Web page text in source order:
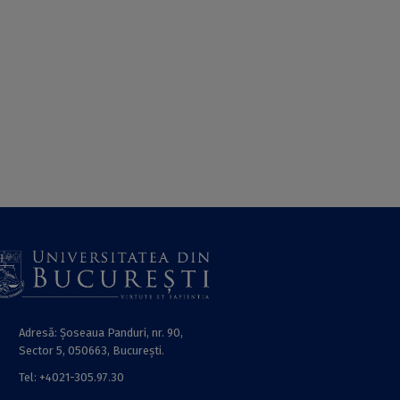
Adresă: Șoseaua Panduri, nr. 90,
Sector 5, 050663, Bucureşti.
Tel: +4021-305.97.30